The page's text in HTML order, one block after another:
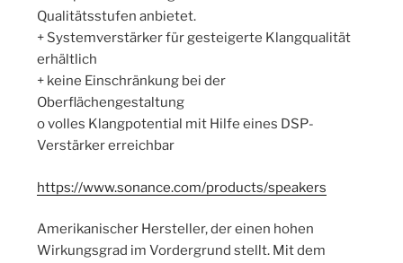
Qualitätsstufen anbietet.
+ Systemverstärker für gesteigerte Klangqualität
erhältlich
+ keine Einschränkung bei der
Oberflächengestaltung
o volles Klangpotential mit Hilfe eines DSP-
Verstärker erreichbar
https://www.sonance.com/products/speakers
Amerikanischer Hersteller, der einen hohen
Wirkungsgrad im Vordergrund stellt. Mit dem